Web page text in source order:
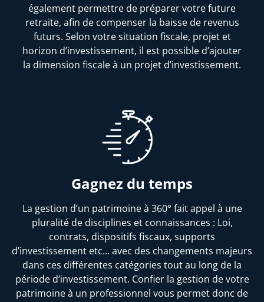
également permettre de préparer votre future
retraite, afin de compenser la baisse de revenus
futurs. Selon votre situation fiscale, projet et
horizon d’investissement, il est possible d’ajouter
la dimension fiscale à un projet d’investissement.
Gagnez du temps
La gestion d’un patrimoine à 360° fait appel à une
pluralité de disciplines et connaissances : Loi,
contrats, dispositifs fiscaux, supports
d’investissement etc… avec des changements majeurs
dans ces différentes catégories tout au long de la
période d’investissement. Confier la gestion de votre
patrimoine à un professionnel vous permet donc de